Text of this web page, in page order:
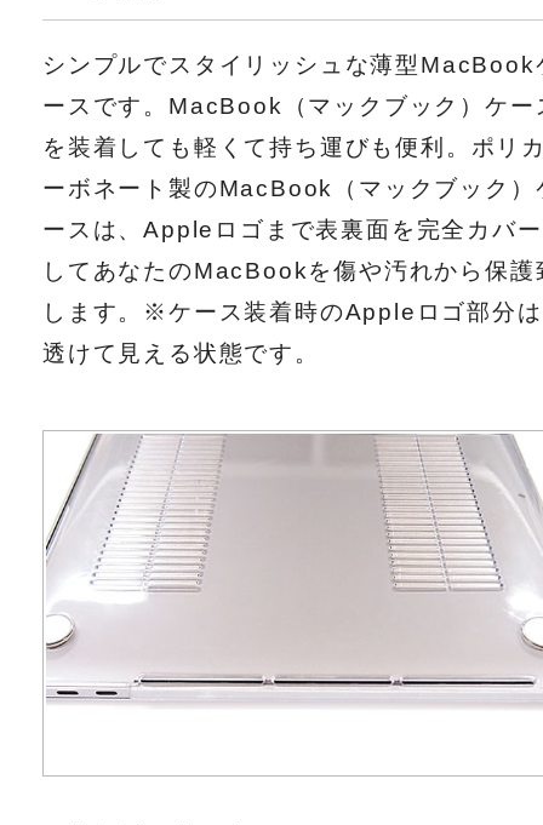
シンプルでスタイリッシュな薄型MacBook
ースです。MacBook（マックブック）ケー
を装着しても軽くて持ち運びも便利。ポリ
ーボネート製のMacBook（マックブック）
ースは、Appleロゴまで表裏面を完全カバー
してあなたのMacBookを傷や汚れから保護
します。※ケース装着時のAppleロゴ部分は
透けて見える状態です。